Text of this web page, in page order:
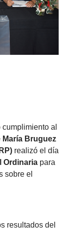
al
María Bruguez
realizó el día
Ordinaria para
sobre el
resultados del